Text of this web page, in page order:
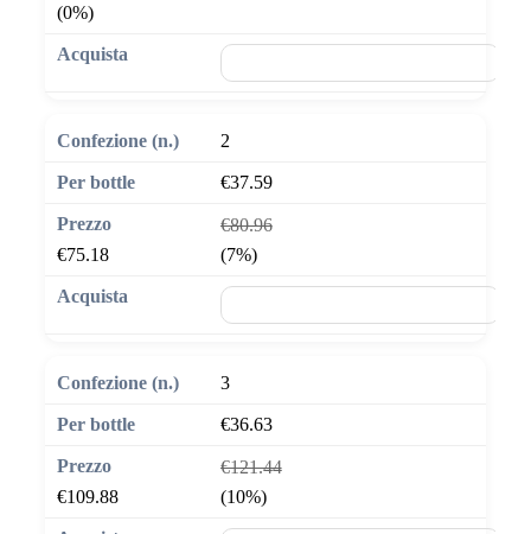
(0%)
2
€37.59
€80.96
€75.18
(7%)
3
€36.63
€121.44
€109.88
(10%)